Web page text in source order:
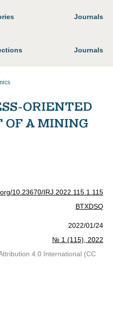
Journals
Journals
ORIENTED
OF A MINING
10.23670/IRJ.2022.115.1.115
BTXDSQ
2022/01/24
№ 1 (115), 2022
4.0 International (CC